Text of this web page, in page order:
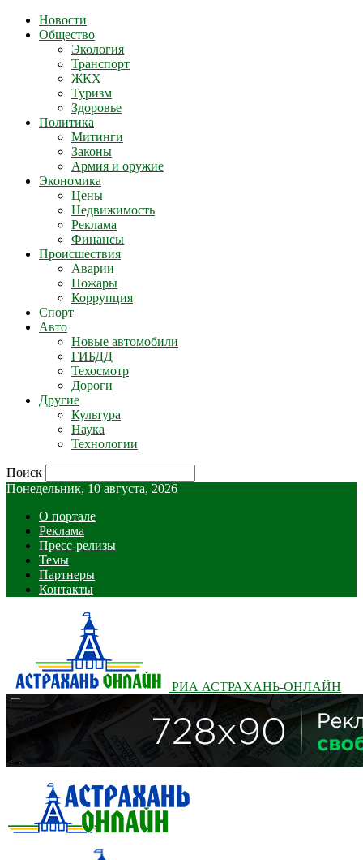
Новости
Общество
Экология
Транспорт
ЖКХ
Туризм
Здоровье
Политика
Митинги
Законы
Армия и оружие
Экономика
Цены
Недвижимость
Реклама
Финансы
Происшествия
Аварии
Пожары
Коррупция
Спорт
Авто
Новые автомобили
ГИБДД
Техосмотр
Дороги
Другие
Культура
Наука
Технологии
Поиск
Понедельник, 10 августа, 2026
О портале
Реклама
Пресс-релизы
Темы
Партнеры
Контакты
РИА АСТРАХАНЬ-ОНЛАЙН